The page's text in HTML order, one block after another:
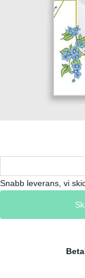
Snabb leverans, vi